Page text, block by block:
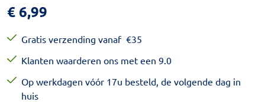
€ 6,99
Gratis verzending vanaf €35
Klanten waarderen ons met een 9.0
Op werkdagen vóór 17u besteld, de volgende dag in
huis